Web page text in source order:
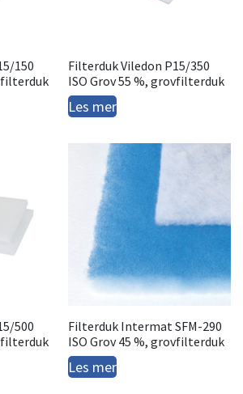
150
Filterduk Viledon P15/350
ISO Grov 55 %, grovfilterduk
Les mer
500
Filterduk Intermat SFM-290
ISO Grov 45 %, grovfilterduk
Les mer